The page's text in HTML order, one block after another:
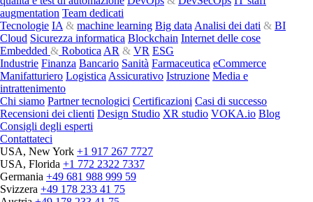
augmentation Team dedicati
Tecnologie IA & machine learning Big data Analisi dei dati & BI
Cloud Sicurezza informatica Blockchain Internet delle cose
Embedded & Robotica AR & VR ESG
Industrie Finanza Bancario Sanità Farmaceutica eCommerce
Manifatturiero Logistica Assicurativo Istruzione Media e
intrattenimento
Chi siamo Partner tecnologici Certificazioni Casi di successo
Recensioni dei clienti Design Studio XR studio VOKA.io Blog
Consigli degli esperti
Contattateci
USA, New York +1 917 267 7727
USA, Florida +1 772 2322 7337
Germania +49 681 988 999 59
Svizzera +49 178 233 41 75